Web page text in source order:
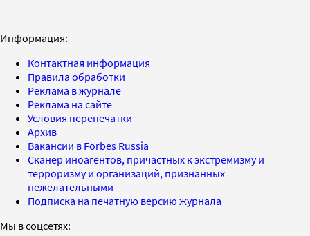
Информация:
Контактная информация
Правила обработки
Реклама в журнале
Реклама на сайте
Условия перепечатки
Архив
Вакансии в Forbes Russia
Сканер иноагентов, причастных к экстремизму и
терроризму и организаций, признанных
нежелательными
Подписка на печатную версию журнала
Мы в соцсетях: